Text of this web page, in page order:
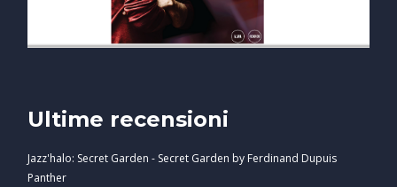
Ultime recensioni
Jazz'halo: Secret Garden - Secret Garden by Ferdinand Dupuis
Panther